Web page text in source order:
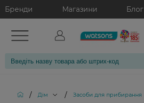
Бренди Магазини Блог
/ Дім / Засоби для прибирання